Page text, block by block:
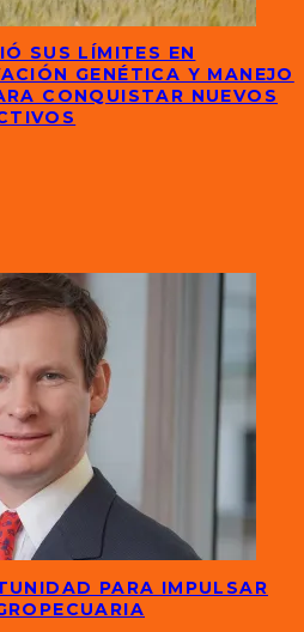
SUS LÍMITES EN
GENÉTICA Y MANEJO
CONQUISTAR NUEVOS
PARA IMPULSAR